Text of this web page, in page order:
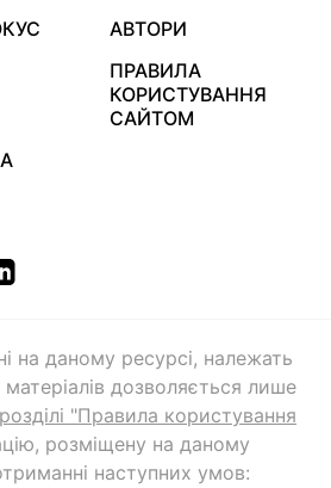
АВТОРИ
ПРАВИЛА
КОРИСТУВАННЯ
САЙТОМ
на даному ресурсі, належать
дозволяється лише
розділі "Правила користування
розміщену на даному
наступних умов: